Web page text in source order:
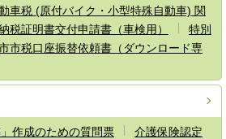
車税 (原付バイク・小型特殊自動車) 関
税証明書交付申請書（車検用）
特別
市税口座振替依頼書（ダウンロード専
作成のための質問票
介護保険認定